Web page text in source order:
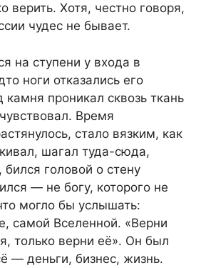
верить. Хотя, честно говоря,
чудес не бывает.
на ступени у входа в
ноги отказались его
проникал сквозь ткань
Время
стало вязким, как
шагал туда-сюда,
головой о стену
— не богу, которого не
могло бы услышать:
самой Вселенной. «Верни
только верни её». Он был
— деньги, бизнес, жизнь.